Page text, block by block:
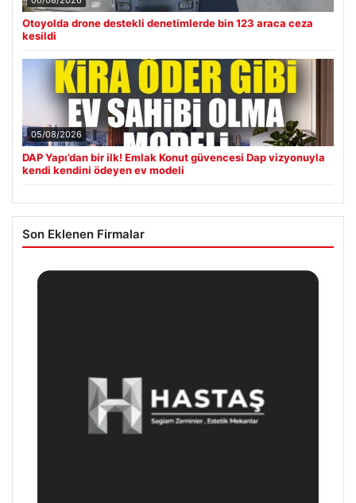
Otoyolda drone destekli denetimlerde bin 123 araca ceza
kesildi
05/08/2026
DAP Yapı’dan bir ilk! Emlak Konut güvencesi Dap vizyonuyla
kendi kendini ödeyen ev modeli
Son Eklenen Firmalar